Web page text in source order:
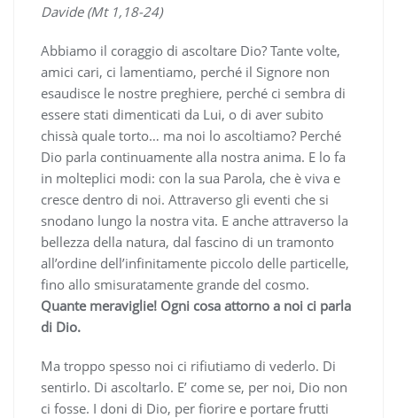
Davide (Mt 1,18-24)
Abbiamo il coraggio di ascoltare Dio? Tante volte,
amici cari, ci lamentiamo, perché il Signore non
esaudisce le nostre preghiere, perché ci sembra di
essere stati dimenticati da Lui, o di aver subito
chissà quale torto… ma noi lo ascoltiamo? Perché
Dio parla continuamente alla nostra anima. E lo fa
in molteplici modi: con la sua Parola, che è viva e
cresce dentro di noi. Attraverso gli eventi che si
snodano lungo la nostra vita. E anche attraverso la
bellezza della natura, dal fascino di un tramonto
all’ordine dell’infinitamente piccolo delle particelle,
fino allo smisuratamente grande del cosmo.
Quante meraviglie! Ogni cosa attorno a noi ci parla
di Dio.
Ma troppo spesso noi ci rifiutiamo di vederlo. Di
sentirlo. Di ascoltarlo. E’ come se, per noi, Dio non
ci fosse. I doni di Dio, per fiorire e portare frutti